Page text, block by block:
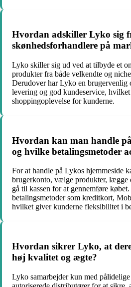
Hvordan adskiller Lyko sig
skønhedsforhandlere på
Lyko skiller sig ud ved at tilbyde et
produkter fra både velkendte og
Derudover har Lyko en brugervenlig
levering og god kundeservice,
shoppingoplevelse for kunderne.
Hvordan kan man handle
og hvilke betalingsmetoder
For at handle på Lykos hjemmeside
brugerkonto, vælge produkter, lægge
gå til kassen for at gennemføre
betalingsmetoder som kreditkort,
hvilket giver kunderne fleksibilitet i
Hvordan sikrer Lyko, at
høj kvalitet og ægte?
Lyko samarbejder kun med